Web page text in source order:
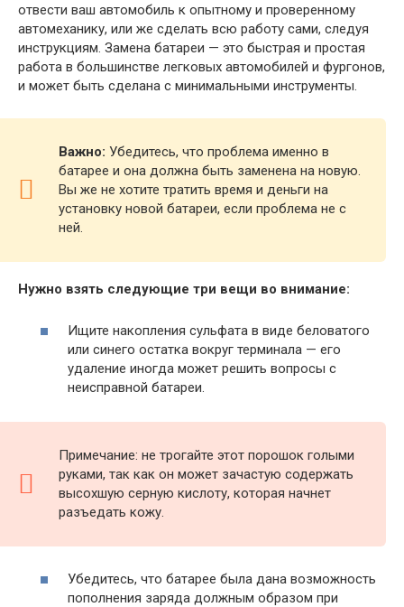
отвести ваш автомобиль к опытному и проверенному
автомеханику, или же сделать всю работу сами, следуя
инструкциям. Замена батареи — это быстрая и простая
работа в большинстве легковых автомобилей и фургонов,
и может быть сделана с минимальными инструменты.
Важно: Убедитесь, что проблема именно в
батарее и она должна быть заменена на новую.
Вы же не хотите тратить время и деньги на
установку новой батареи, если проблема не с
ней.
Нужно взять следующие три вещи во внимание:
Ищите накопления сульфата в виде беловатого
или синего остатка вокруг терминала — его
удаление иногда может решить вопросы с
неисправной батареи.
Примечание: не трогайте этот порошок голыми
руками, так как он может зачастую содержать
высохшую серную кислоту, которая начнет
разъедать кожу.
Убедитесь, что батарее была дана возможность
пополнения заряда должным образом при